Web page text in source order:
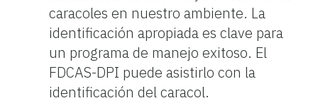
caracoles en nuestro ambiente. La
identificación apropiada es clave para
un programa de manejo exitoso. El
FDCAS-DPI puede asistirlo con la
identificación del caracol.